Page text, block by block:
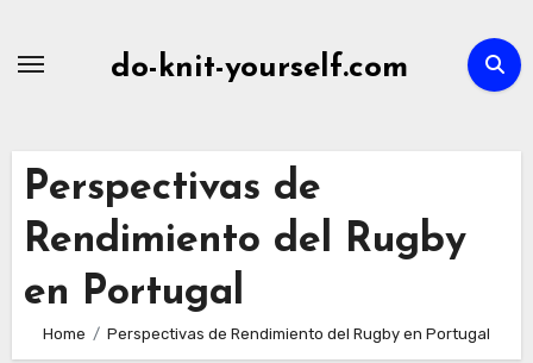
do-knit-yourself.com
Perspectivas de
Rendimiento del Rugby
en Portugal
Home Perspectivas de Rendimiento del Rugby en Portugal